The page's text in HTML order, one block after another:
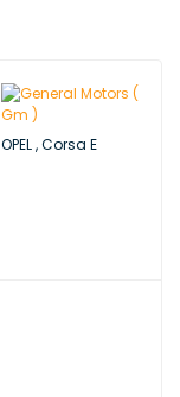
OPEL,Corsa E